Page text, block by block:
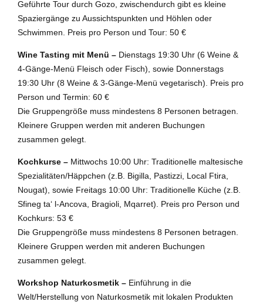
Geführte Tour durch Gozo, zwischendurch gibt es kleine
Spaziergänge zu Aussichtspunkten und Höhlen oder
Schwimmen. Preis pro Person und Tour: 50 €
Wine Tasting mit Menü – Dienstags 19:30 Uhr (6 Weine &
4-Gänge-Menü Fleisch oder Fisch), sowie Donnerstags
19:30 Uhr (8 Weine & 3-Gänge-Menü vegetarisch). Preis pro
Person und Termin: 60 €
Die Gruppengröße muss mindestens 8 Personen betragen.
Kleinere Gruppen werden mit anderen Buchungen
zusammen gelegt.
Kochkurse – Mittwochs 10:00 Uhr: Traditionelle maltesische
Spezialitäten/Häppchen (z.B. Bigilla, Pastizzi, Local Ftira,
Nougat), sowie Freitags 10:00 Uhr: Traditionelle Küche (z.B.
Sfineg ta‘ l-Ancova, Bragioli, Mqarret). Preis pro Person und
Kochkurs: 53 €
Die Gruppengröße muss mindestens 8 Personen betragen.
Kleinere Gruppen werden mit anderen Buchungen
zusammen gelegt.
Workshop Naturkosmetik – Einführung in die
Welt/Herstellung von Naturkosmetik mit lokalen Produkten